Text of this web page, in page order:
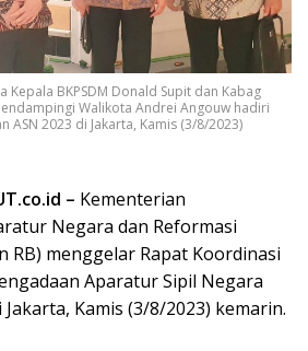
Kepala BKPSDM Donald Supit dan Kabag
Walikota Andrei Angouw hadiri
ASN 2023 di Jakarta, Kamis (3/8/2023)
– Kementerian
Negara dan Reformasi
RB) menggelar Rapat Koordinasi
Aparatur Sipil Negara
Kamis (3/8/2023) kemarin.